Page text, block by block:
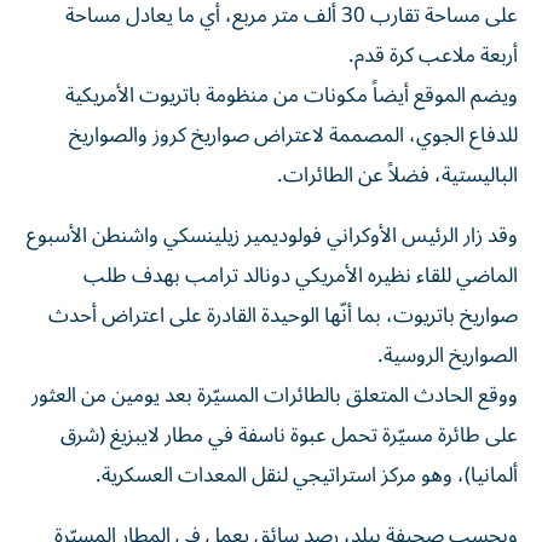
على مساحة تقارب 30 ألف متر مربع، أي ما يعادل مساحة
أربعة ملاعب كرة قدم.
ويضم الموقع أيضاً مكونات من منظومة باتريوت الأمريكية
للدفاع الجوي، المصممة لاعتراض صواريخ كروز والصواريخ
الباليستية، فضلاً عن الطائرات.
وقد زار الرئيس الأوكراني فولوديمير زيلينسكي واشنطن الأسبوع
الماضي للقاء نظيره الأمريكي دونالد ترامب بهدف طلب
صواريخ باتريوت، بما أنّها الوحيدة القادرة على اعتراض أحدث
الصواريخ الروسية.
ووقع الحادث المتعلق بالطائرات المسيّرة بعد يومين من العثور
على طائرة مسيّرة تحمل عبوة ناسفة في مطار لايبزيغ (شرق
ألمانيا)، وهو مركز استراتيجي لنقل المعدات العسكرية.